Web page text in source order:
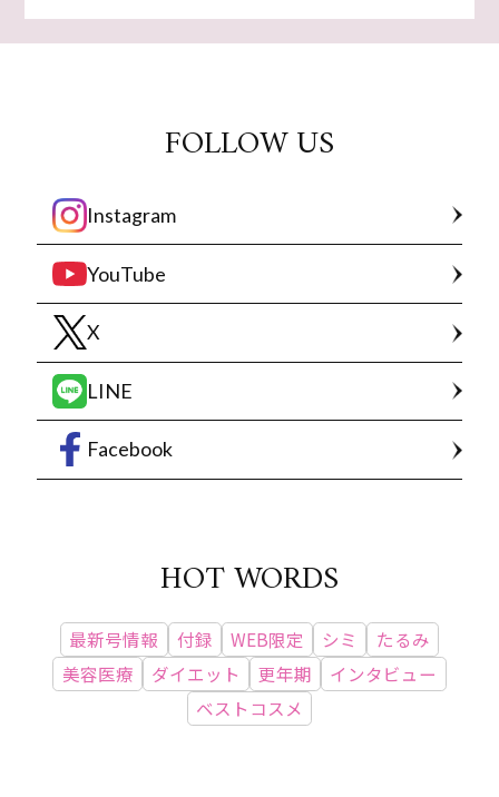
FOLLOW US
Instagram
YouTube
X
LINE
Facebook
HOT WORDS
最新号情報 付録 WEB限定 シミ
たるみ
美容医療
ダイエット 更年期
インタビュー
ベストコスメ